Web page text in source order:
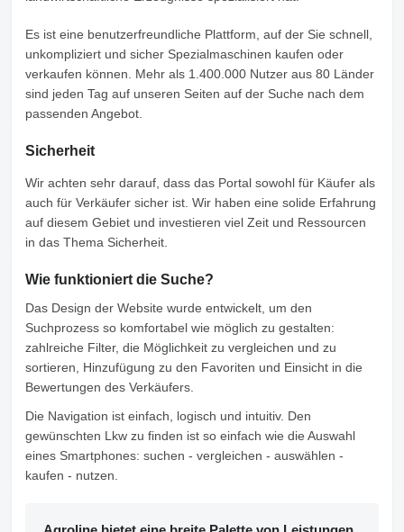
Es ist eine benutzerfreundliche Plattform, auf der Sie schnell,
unkompliziert und sicher Spezialmaschinen kaufen oder
verkaufen können. Mehr als 1.400.000 Nutzer aus 80 Länder
sind jeden Tag auf unseren Seiten auf der Suche nach dem
passenden Angebot.
Sicherheit
Wir achten sehr darauf, dass das Portal sowohl für Käufer als
auch für Verkäufer sicher ist. Wir haben eine solide Erfahrung
auf diesem Gebiet und investieren viel Zeit und Ressourcen
in das Thema Sicherheit.
Wie funktioniert die Suche?
Das Design der Website wurde entwickelt, um den
Suchprozess so komfortabel wie möglich zu gestalten:
zahlreiche Filter, die Möglichkeit zu vergleichen und zu
sortieren, Hinzufügung zu den Favoriten und Einsicht in die
Bewertungen des Verkäufers.
Die Navigation ist einfach, logisch und intuitiv. Den
gewünschten Lkw zu finden ist so einfach wie die Auswahl
eines Smartphones: suchen - vergleichen - auswählen -
kaufen - nutzen.